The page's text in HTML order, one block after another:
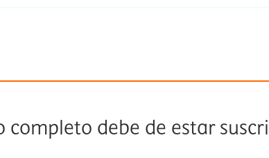
completo debe de estar